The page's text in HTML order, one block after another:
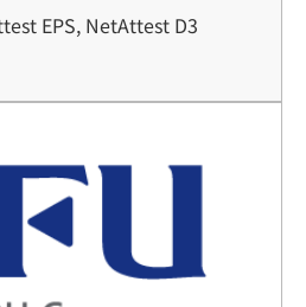
EPS, NetAttest D3